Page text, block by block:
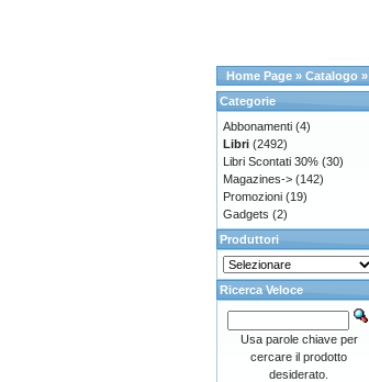
Home Page » Catalogo »
Categorie
Abbonamenti (4)
Libri (2492)
Libri Scontati 30% (30)
Magazines-> (142)
Promozioni (19)
Gadgets (2)
Produttori
Ricerca Veloce
Usa parole chiave per
cercare il prodotto
desiderato.